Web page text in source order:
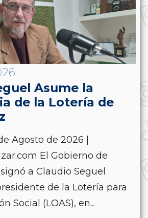
Asume la
de la Lotería de
Agosto de 2026 |
El Gobierno de
a Claudio Seguel
de la Lotería para
Social (LOAS), en...